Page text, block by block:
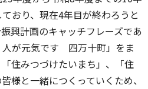
おり、現在4年目が終わろうと
興計画のキャッチフレーズであ
が元気です 四万十町」をま
住みつづけたいまち」、「住
様と一緒につくっていくため、